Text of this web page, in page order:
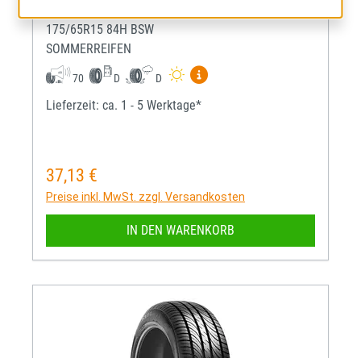
175/65R15 84H BSW
SOMMERREIFEN
70 D D
Mehr Informationen zum
Lieferzeit: ca. 1 - 5 Werktage*
Regulärer Preis:
37,13 €
Preise inkl. MwSt. zzgl. Versandkosten
IN DEN WARENKORB